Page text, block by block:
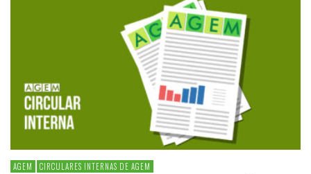
AGEM CIRCULARES INTERNAS DE AGEM